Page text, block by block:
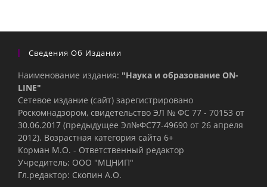
Сведения Об Издании
Наименование издания: "Наука и образование ON-
LINE"
Сетевое издание (сайт) зарегистрировано
Роскомнадзором, свидетельство ЭЛ № ФС 77 - 70153 от
30.06.2017 (предыдущее Эл№ФC77-49690 от 26 апреля
2012). Возрастная категория сайта 6+
Корман М.О. - Ответственный редактор
Учредитель: ООО "МЦНИП"
Гл.редактор: Скопин А.О.